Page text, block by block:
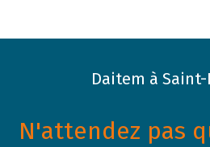
Daitem à
N'attendez pas